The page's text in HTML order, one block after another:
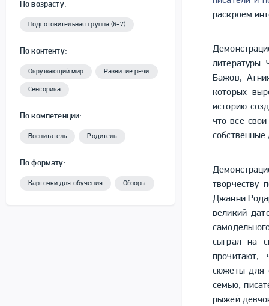
По возрасту:
Подготовительная группа (6-7)
По контенту:
Окружающий мир Развитие речи
Сенсорика
По компетенции:
Воспитатель Родитель
По формату:
Карточки для обучения Обзоры
раскроем
литературы.
Бажов,
которых
историю
что все
собственные
творчеству
Джанни
великий
сыграл на
прочитают,
сюжеты для
семью,
рыжей